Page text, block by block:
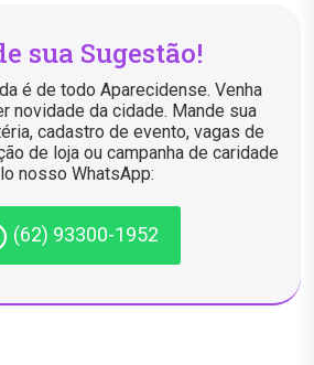
sua Sugestão!
é de todo Aparecidense. Venha
novidade da cidade. Mande sua
cadastro de evento, vagas de
de loja ou campanha de caridade
nosso WhatsApp:
(62) 93300-1952